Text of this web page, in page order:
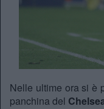
Nelle ultime ora si è
panchina del